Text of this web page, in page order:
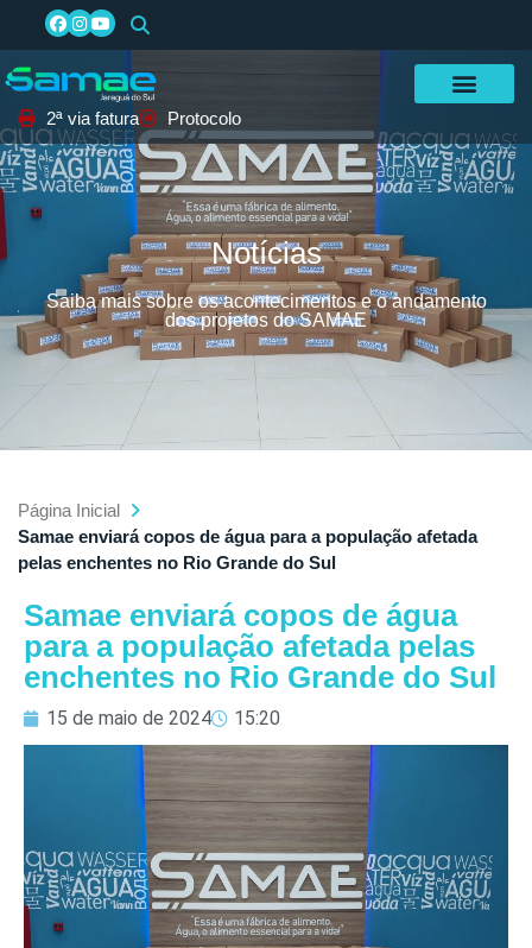
2ª via fatura Protocolo
Notícias
Saiba mais sobre os acontecimentos e o andamento
dos projetos do SAMAE
Página Inicial
Samae enviará copos de água para a população afetada
pelas enchentes no Rio Grande do Sul
Samae enviará copos de água
para a população afetada pelas
enchentes no Rio Grande do Sul
15 de maio de 2024 15:20